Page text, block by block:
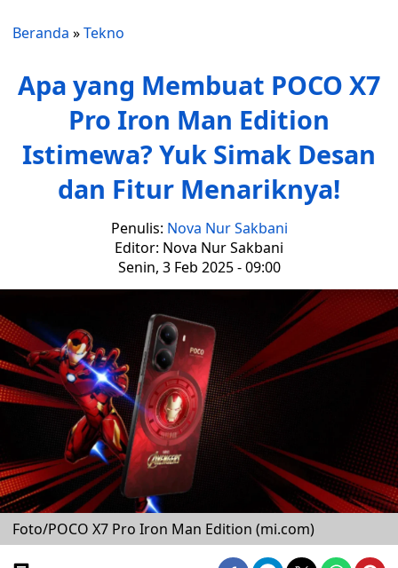
Beranda »Tekno
Apa yang Membuat POCO X7
Pro Iron Man Edition
Istimewa? Yuk Simak Desan
dan Fitur Menariknya!
Penulis: Nova Nur Sakbani
Editor: Nova Nur Sakbani
Senin, 3 Feb 2025 - 09:00
Foto/POCO X7 Pro Iron Man Edition (mi.com)